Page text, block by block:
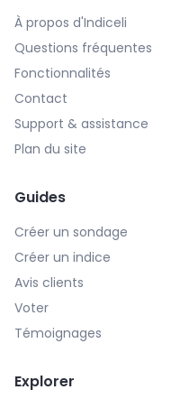
À propos d'Indiceli
Questions fréquentes
Fonctionnalités
Contact
Support & assistance
Plan du site
Guides
Créer un sondage
Créer un indice
Avis clients
Voter
Témoignages
Explorer